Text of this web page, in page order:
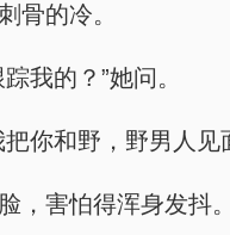
骨的冷。
我的？”她问。
你和野，野男人
，害怕得浑身发抖。